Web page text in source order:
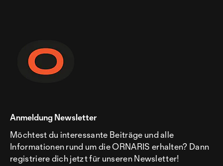
Anmeldung Newsletter
Möchtest du interessante Beiträge und alle
Informationen rund um die ORNARIS erhalten? Dann
registriere dich jetzt für unseren Newsletter!